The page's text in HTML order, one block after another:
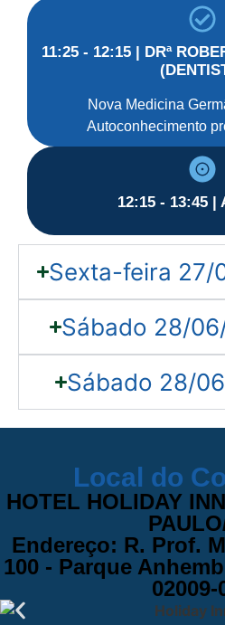
11:25 - 12:15 | DRª
Nova Medicina
Autoconhecimento
12:15 - 13:45 |
Sexta-feira 27/
Sábado 28/
Sábado 28/
Local do
HOTEL HOLIDAY
Endereço: R. Prof.
100 - Parque
02009-